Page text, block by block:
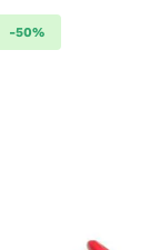
-50%